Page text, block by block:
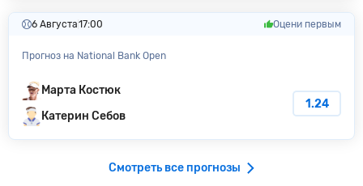
6 Августа17:00 Оцени первым
Прогноз на National Bank Open
Марта Костюк
Катерин Себов
1.24
Смотреть все прогнозы